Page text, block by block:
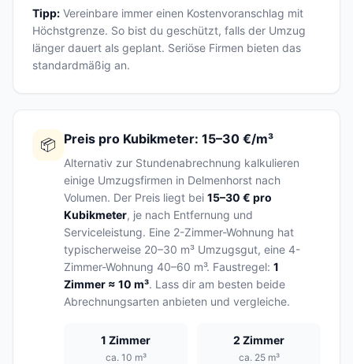
Tipp: Vereinbare immer einen Kostenvoranschlag mit
Höchstgrenze. So bist du geschützt, falls der Umzug
länger dauert als geplant. Seriöse Firmen bieten das
standardmäßig an.
📦 Preis pro Kubikmeter: 15–30 €/m³
Alternativ zur Stundenabrechnung kalkulieren
einige Umzugsfirmen in Delmenhorst nach
Volumen. Der Preis liegt bei 15–30 € pro
Kubikmeter, je nach Entfernung und
Serviceleistung. Eine 2-Zimmer-Wohnung hat
typischerweise 20–30 m³ Umzugsgut, eine 4-
Zimmer-Wohnung 40–60 m³. Faustregel: 1
Zimmer ≈ 10 m³. Lass dir am besten beide
Abrechnungsarten anbieten und vergleiche.
1 Zimmer
ca. 10 m³
2 Zimmer
ca. 25 m³